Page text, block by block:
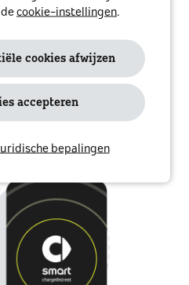
cookie-instellingen.
cookies afwijzen
accepteren
bepalingen